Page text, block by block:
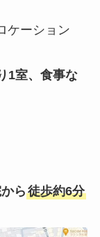
ケーション
1室、食事な
ら徒歩約6分